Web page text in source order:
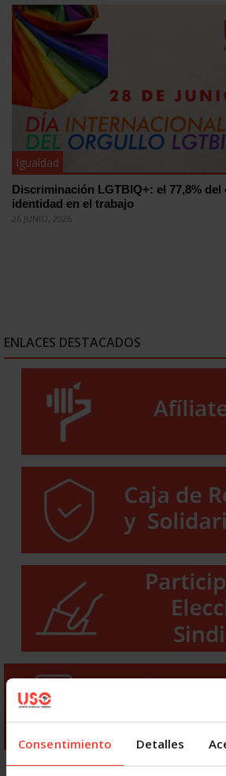
Consentimiento Detalles
Igualdad
Discriminación LGTBIQ+: el 77,8%
identidad en el trabajo
26 JUNIO, 2026
ENLACES DESTACADOS